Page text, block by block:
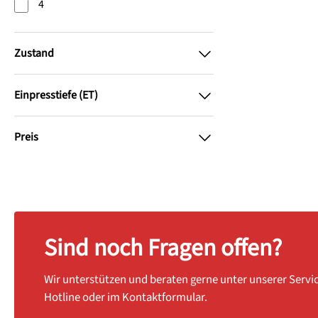
4
Zustand
Einpresstiefe (ET)
Preis
Sind noch Fragen offen?
Wir unterstützen und beraten gerne unter unserer
Hotline oder im Kontaktformular.